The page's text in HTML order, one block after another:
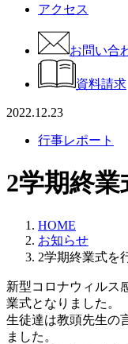
アクセス
お問い合
資料請求
2022.12.23
行事レポート
2学期終
HOME
お知らせ
2学期終業式を
新型コロナウィルス
業式となりました。
生徒達は教頭先生の
ました。